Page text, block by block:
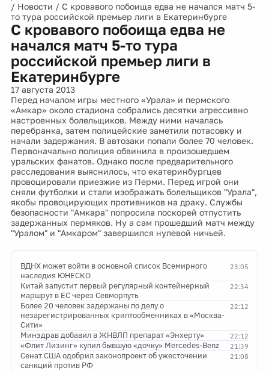
/ Новости / С кровавого побоища едва не начался матч 5-
то тура российской премьер лиги в Екатеринбурге
С кровавого побоища едва не
начался матч 5-то тура
российской премьер лиги в
Екатеринбурге
17 августа 2013
Перед началом игры местного «Урала» и пермского
«Амкар» около стадиона собрались десятки агрессивно
настроенных болельщиков. Между ними началась
перебранка, затем полицейские заметили потасовку и
начали задержания. В автозаки попали более 70 человек.
Первоначально полиция обвинила в произошедшем
уральских фанатов. Однако после предварительного
расследования выяснилось, что екатеринбургцев
провоцировали приезжие из Перми. Перед игрой они
сняли футболки и стали изображать болельщиков "Урала",
якобы провоцирующих противников на драку. Службы
безопасности "Амкара" попросила поскорей отпустить
задержанных пермяков. Ну а сам прошедший матч между
"Уралом" и "Амкаром" завершился нулевой ничьей.
23:05
ВДНХ может войти в основной список Всемирного
наследия ЮНЕСКО
22:34
Китай запустит первый регулярный контейнерный
маршрут в ЕС через Севморпуть
22:12
Более 20 человек задержаны по делу о
незарегистрированных криптообменниках в «Москва-
Сити»
22:12
Минздрав добавил в ЖНВЛП препарат «Энхерту»
21:39
«Флит Лизинг» купил бывшую «дочку» Mercedes-Benz
21:08
Сенат США одобрил законопроект об ужесточении
санкций против РФ